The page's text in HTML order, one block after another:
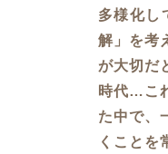
多様化し
解」を考
が大切だ
時代…こ
た中で、
くことを